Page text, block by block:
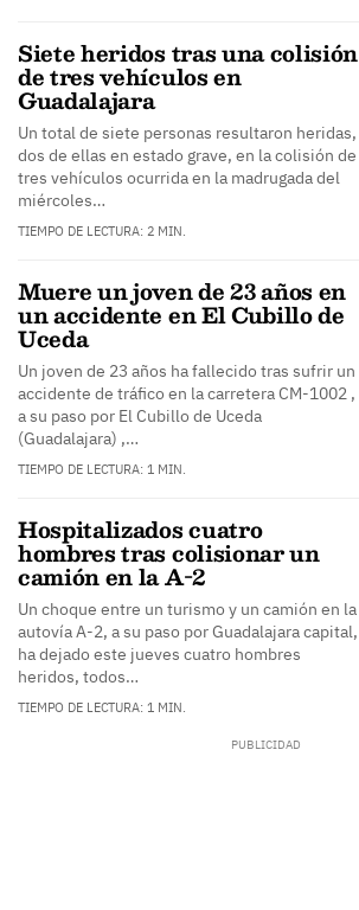
Siete heridos tras una colisión
de tres vehículos en
Guadalajara
Un total de siete personas resultaron heridas,
dos de ellas en estado grave, en la colisión de
tres vehículos ocurrida en la madrugada del
miércoles…
TIEMPO DE LECTURA: 2 MIN.
Muere un joven de 23 años en
un accidente en El Cubillo de
Uceda
Un joven de 23 años ha fallecido tras sufrir un
accidente de tráfico en la carretera CM-1002 ,
a su paso por El Cubillo de Uceda
(Guadalajara) ,…
TIEMPO DE LECTURA: 1 MIN.
Hospitalizados cuatro
hombres tras colisionar un
camión en la A-2
Un choque entre un turismo y un camión en la
autovía A-2, a su paso por Guadalajara capital,
ha dejado este jueves cuatro hombres
heridos, todos…
TIEMPO DE LECTURA: 1 MIN.